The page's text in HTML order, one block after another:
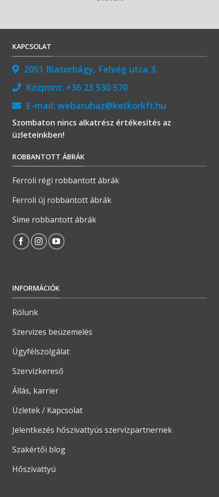
KAPCSOLAT
2051 Biatorbágy, Felvég utca 3.
Központ: +36 23 530 570
E-mail: webaruhaz@ketkorkft.hu
Szombaton nincs alkatrész értékesítés az
üzleteinkben!
ROBBANTOTT ÁBRÁK
Ferroli régi robbantott ábrák
Ferroli új robbantott ábrák
Sime robbantott ábrák
INFORMÁCIÓK
Rólunk
Szervizes beüzemelés
Ügyfélszolgálat
Szervizkereső
Állás, karrier
Üzletek / Kapcsolat
Jelentkezés hőszivattyús szervizpartnernek
Szakértői blog
Hőszivattyú